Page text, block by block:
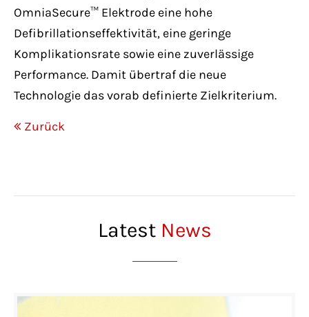
OmniaSecure™ Elektrode eine hohe
Defibrillationseffektivität, eine geringe
Komplikationsrate sowie eine zuverlässige
Performance. Damit übertraf die neue
Technologie das vorab definierte Zielkriterium.
Zurück
Latest News